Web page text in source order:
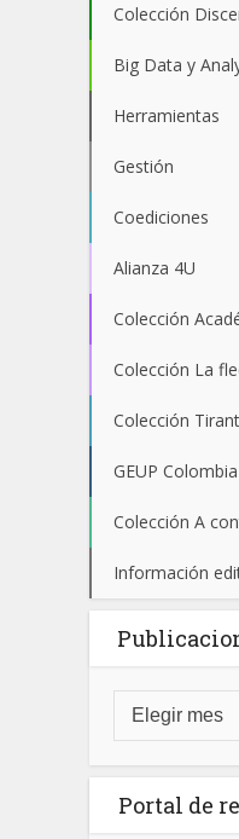
Colección
Big Data y
Herramientas
Gestión
Coediciones
Alianza 4U
Colección
Colección La
Colección
GEUP Colombia
Colección A
Información
Portal de